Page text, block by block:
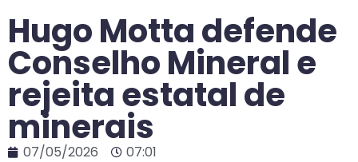
Hugo Motta defende
Conselho Mineral e
rejeita estatal de
minerais
07/05/2026 07:01